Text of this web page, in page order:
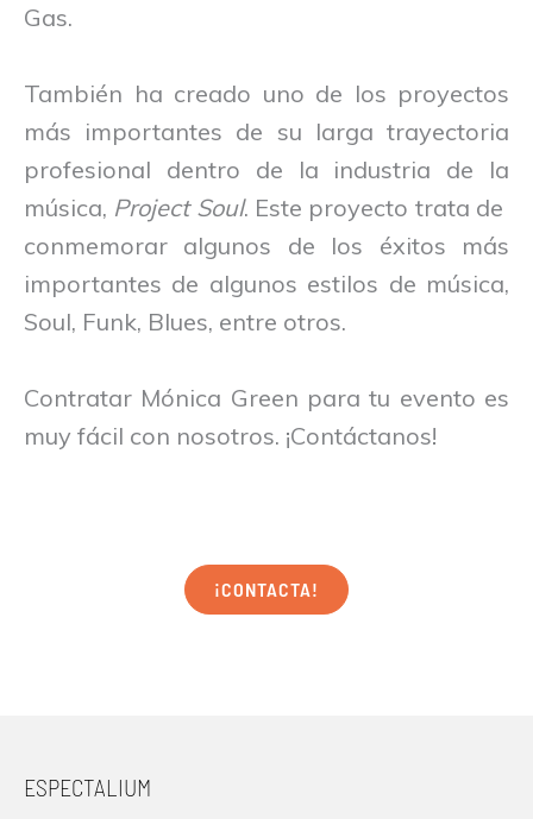
Gas.
También ha creado uno de los proyectos
más importantes de su larga trayectoria
profesional dentro de la industria de la
música, Project Soul. Este proyecto trata de
conmemorar algunos de los éxitos más
importantes de algunos estilos de música,
Soul, Funk, Blues, entre otros.
Contratar Mónica Green para tu evento es
muy fácil con nosotros. ¡Contáctanos!
¡CONTACTA!
ESPECTALIUM